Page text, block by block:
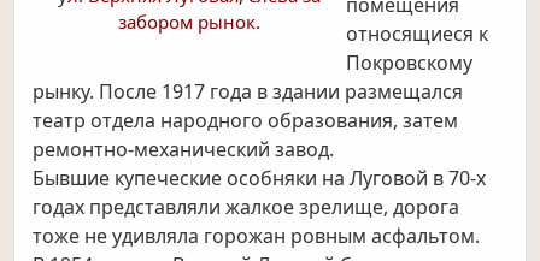
забором рынок.
относящиеся к
Покровскому
рынку. После 1917 года в здании размещался
театр отдела народного образования, затем
ремонтно-механический завод.
Бывшие купеческие особняки на Луговой в 70-х
годах представляли жалкое зрелище, дорога
тоже не удивляла горожан ровным асфальтом.